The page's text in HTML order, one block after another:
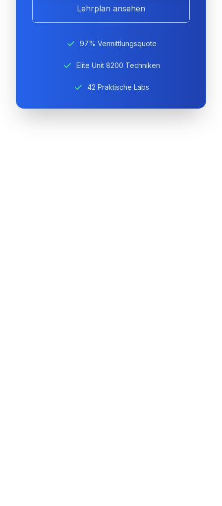
Lehrplan ansehen
97% Vermittlungsquote
Elite Unit 8200 Techniken
42 Praktische Labs